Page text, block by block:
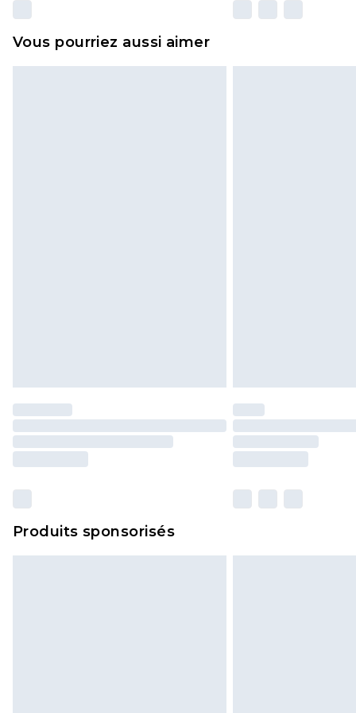
Vous pourriez aussi aimer
Produits sponsorisés